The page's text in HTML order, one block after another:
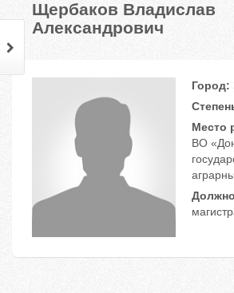
Щербаков Владислав
Александрович
Город:
Место
ВО